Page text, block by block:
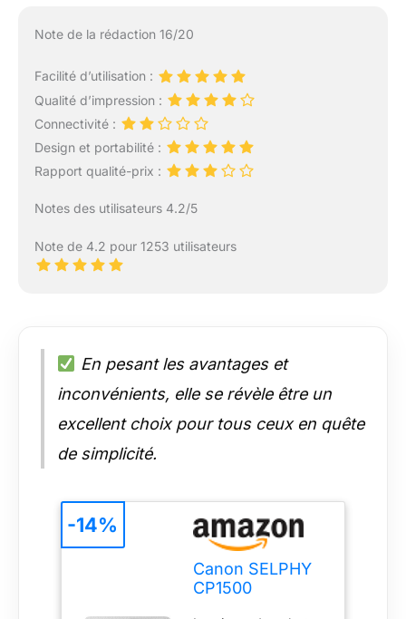
Note de la rédaction 16/20
Facilité d’utilisation :
Qualité d’impression :
Connectivité :
Design et portabilité :
Rapport qualité-prix :
Notes des utilisateurs 4.2/5
Note de 4.2 pour 1253 utilisateurs
En pesant les avantages et
inconvénients, elle se révèle être un
excellent choix pour tous ceux en quête
de simplicité.
Canon SELPHY
CP1500
-14%